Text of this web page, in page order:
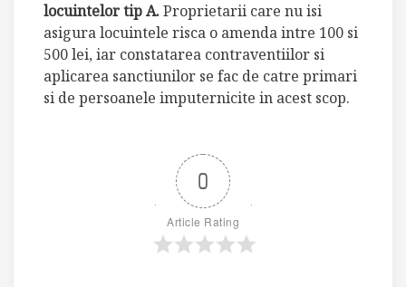
locuintelor tip A.Proprietarii care nu isi
asigura locuintele risca o amenda intre 100 si
500 lei, iar constatarea contraventiilor si
aplicarea sanctiunilor se fac de catre primari
si de persoanele imputernicite in acest scop.
0
Article Rating